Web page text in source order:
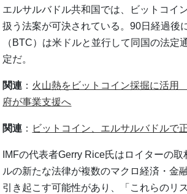
エルサルバドル共和国では、ビットコイ
扱う法案が可決されている。90日経過後
（BTC）は米ドルと並行して同国の法定
定だ。
関連 ： 火山熱をビットコイン採掘に活用
府が事業支援へ
関連 ： ビットコイン、エルサルバドルで
IMFの代表者Gerry Rice氏はロイターの
ルの新たな法律が複数のマクロ経済・金
引き起こす可能性があり、「これらのリ